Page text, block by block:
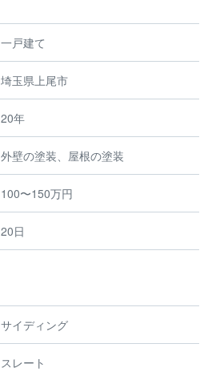
一戸建て
埼玉県上尾市
20年
外壁の塗装、屋根の塗装
100〜150万円
20日
サイディング
スレート